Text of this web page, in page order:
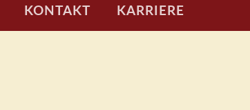
KONTAKT KARRIERE